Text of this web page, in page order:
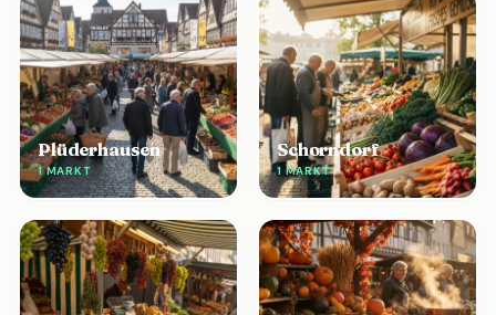
Plüderhausen
1 MARKT
Schorndorf
1 MARKT